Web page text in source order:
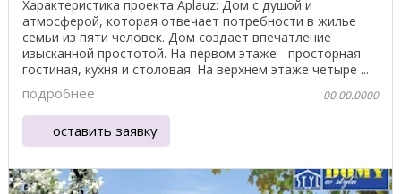
Характеристика проекта Aplauz: Дом с душой и
атмосферой, которая отвечает потребности в жилье
семьи из пяти человек. Дом создает впечатление
изысканной простотой. На первом этаже - просторная
гостиная, кухня и столовая. На верхнем этаже четыре ...
подробнее 00.00.0000
оставить заявку